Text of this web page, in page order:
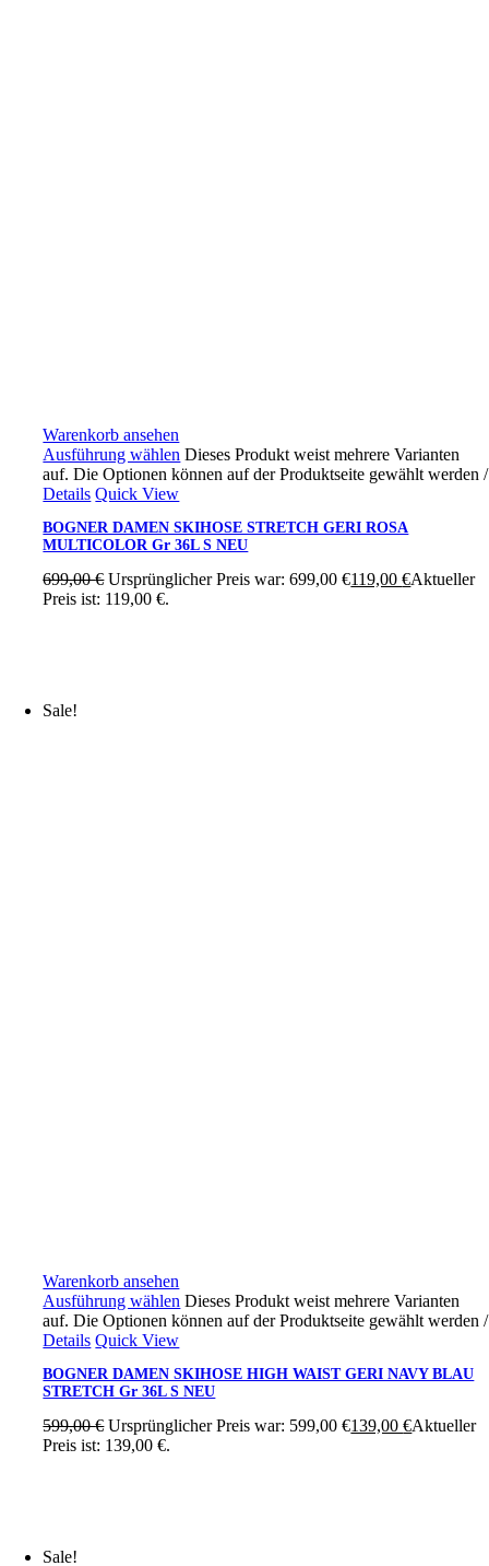
Warenkorb ansehen
Ausführung wählen Dieses Produkt weist mehrere Varianten
auf. Die Optionen können auf der Produktseite gewählt werden/
Details Quick View
BOGNER DAMEN SKIHOSE STRETCH GERI ROSA
MULTICOLOR Gr 36L S NEU
699,00€ Ursprünglicher Preis war: 699,00 €119,00€Aktueller
Preis ist: 119,00 €.
Sale!
Warenkorb ansehen
Ausführung wählen Dieses Produkt weist mehrere Varianten
auf. Die Optionen können auf der Produktseite gewählt werden/
Details Quick View
BOGNER DAMEN SKIHOSE HIGH WAIST GERI NAVY BLAU
STRETCH Gr 36L S NEU
599,00€ Ursprünglicher Preis war: 599,00 €139,00€Aktueller
Preis ist: 139,00 €.
Sale!